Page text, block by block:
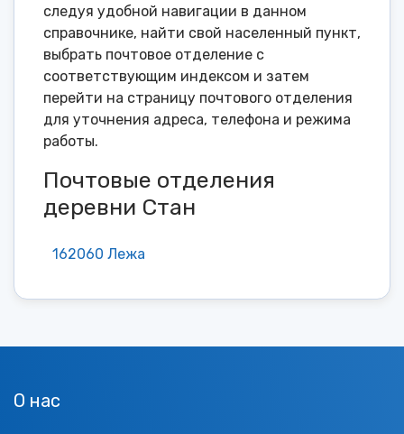
следуя удобной навигации в данном
справочнике, найти свой населенный пункт,
выбрать почтовое отделение с
соответствующим индексом и затем
перейти на страницу почтового отделения
для уточнения адреса, телефона и режима
работы.
Почтовые отделения
деревни Стан
162060 Лежа
О нас